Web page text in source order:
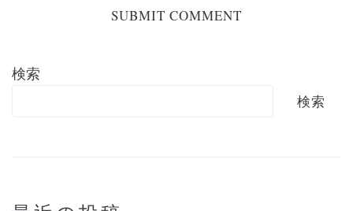
検索
検索